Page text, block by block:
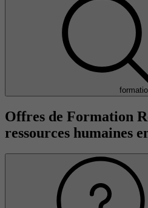
Offres de Formation
ressources humaines